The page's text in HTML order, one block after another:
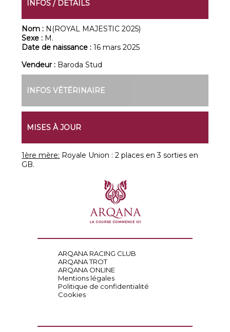
INFOS / DÉTAILS
Nom : N(ROYAL MAJESTIC 2025)
Sexe : M.
Date de naissance :16 mars 2025
Vendeur : Baroda Stud
INFOS VÉTÉRINAIRE
MISES À JOUR
1ère mère: Royale Union : 2 places en 3 sorties en
GB.
ARQANA RACING CLUB
ARQANA TROT
ARQANA ONLINE
Mentions légales
Politique de confidentialité
Cookies